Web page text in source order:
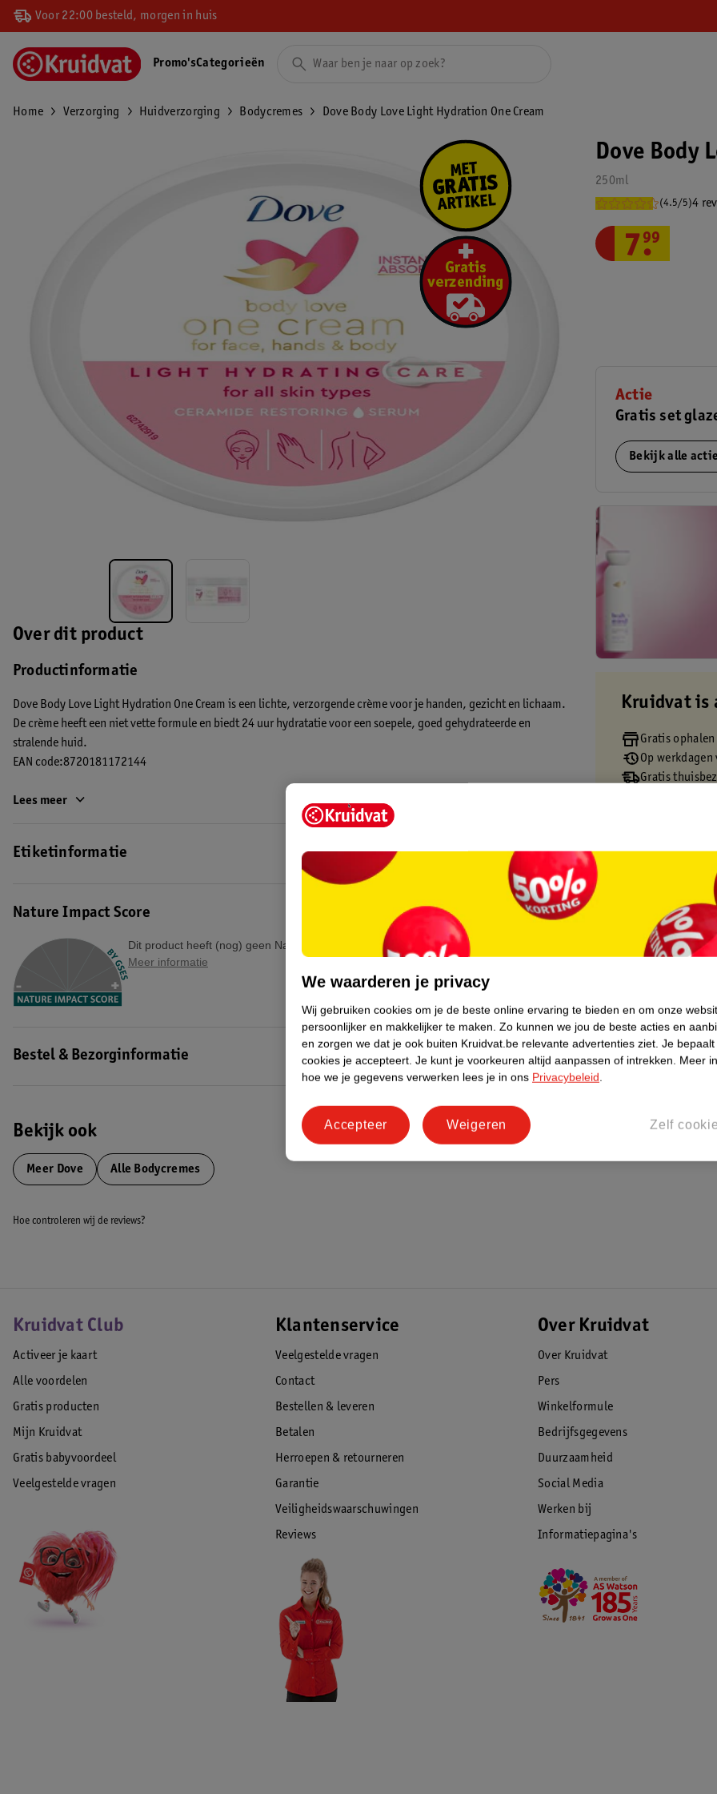
Voor 22:00 besteld, morgen in huis
Promo'sCategorieën
Home Verzorging Huidverzorging Bodycremes Dove Body Love Light Hydration One Cream
Over dit product
Productinformatie
Dove Body Love Light Hydration One Cream is een lichte, verzorgende crème voor je handen, gezicht en lichaam.
De crème heeft een niet vette formule en biedt 24 uur hydratatie voor een soepele, goed gehydrateerde en
stralende huid.
EAN code:8720181172144
Lees meer
Etiketinformatie
Nature Impact Score
Dit product heeft (nog) geen Nature Impact Score.
Meer informatie
Bestel & Bezorginformatie
Bekijk ook
Meer Dove Alle Bodycremes
Dove Body
250ml
(4.5/5)4
7.
99
Actie
Gratis set
Bekijk alle
Kruidvat is
Gratis
Op
Gratis
Gratis
Gratis
Hoe controleren wij de reviews?
Kruidvat Club
Activeer je kaart
Alle voordelen
Gratis producten
Mijn Kruidvat
Gratis babyvoordeel
Veelgestelde vragen
Klantenservice
Veelgestelde vragen
Contact
Bestellen & leveren
Betalen
Herroepen & retourneren
Garantie
Veiligheidswaarschuwingen
Reviews
Over Kruidvat
Over Kruidvat
Pers
Winkelformule
Bedrijfsgegevens
Duurzaamheid
Social Media
Werken bij
Informatiepagina's
We waarderen je privacy
Wij gebruiken cookies om je de beste online ervaring te bieden en om onze
persoonlijker en makkelijker te maken. Zo kunnen we jou de beste acties en
en zorgen we dat je ook buiten Kruidvat.be relevante advertenties ziet. Je
cookies je accepteert. Je kunt je voorkeuren altijd aanpassen of intrekken. Meer
hoe we je gegevens verwerken lees je in ons Privacybeleid.
Zelf
Weigeren
Accepteer